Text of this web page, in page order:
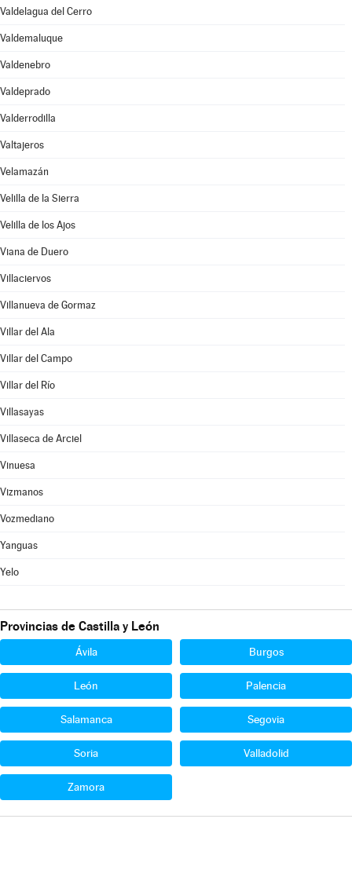
Valdelagua del Cerro
Valdemaluque
Valdenebro
Valdeprado
Valderrodilla
Valtajeros
Velamazán
Velilla de la Sierra
Velilla de los Ajos
Viana de Duero
Villaciervos
Villanueva de Gormaz
Villar del Ala
Villar del Campo
Villar del Río
Villasayas
Villaseca de Arciel
Vinuesa
Vizmanos
Vozmediano
Yanguas
Yelo
Provincias de Castilla y León
Ávila Burgos
León Palencia
Salamanca Segovia
Soria Valladolid
Zamora